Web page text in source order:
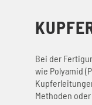
Bei der
wie Polyamid
Methoden